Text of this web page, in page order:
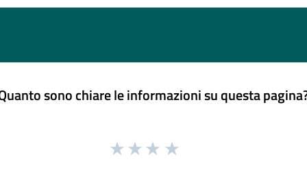
sono chiare le informazioni su questa